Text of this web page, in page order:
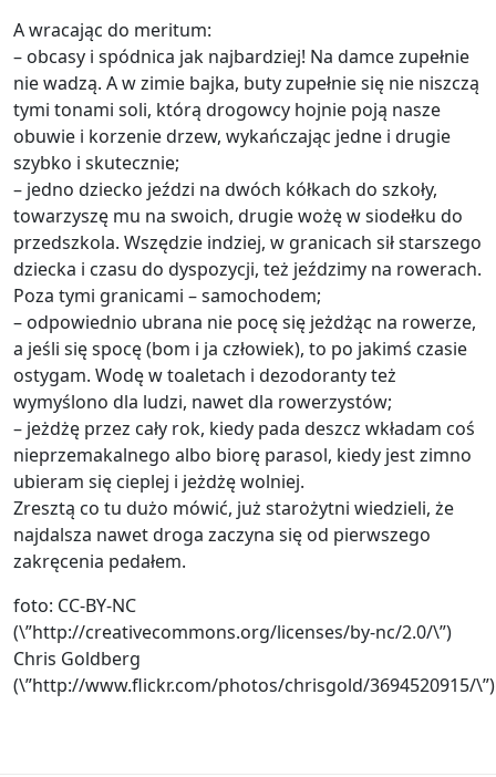
A wracając do meritum:
– obcasy i spódnica jak najbardziej! Na damce zupełnie
nie wadzą. A w zimie bajka, buty zupełnie się nie niszczą
tymi tonami soli, którą drogowcy hojnie poją nasze
obuwie i korzenie drzew, wykańczając jedne i drugie
szybko i skutecznie;
– jedno dziecko jeździ na dwóch kółkach do szkoły,
towarzyszę mu na swoich, drugie wożę w siodełku do
przedszkola. Wszędzie indziej, w granicach sił starszego
dziecka i czasu do dyspozycji, też jeździmy na rowerach.
Poza tymi granicami – samochodem;
– odpowiednio ubrana nie pocę się jeżdżąc na rowerze,
a jeśli się spocę (bom i ja człowiek), to po jakimś czasie
ostygam. Wodę w toaletach i dezodoranty też
wymyślono dla ludzi, nawet dla rowerzystów;
– jeżdżę przez cały rok, kiedy pada deszcz wkładam coś
nieprzemakalnego albo biorę parasol, kiedy jest zimno
ubieram się cieplej i jeżdżę wolniej.
Zresztą co tu dużo mówić, już starożytni wiedzieli, że
najdalsza nawet droga zaczyna się od pierwszego
zakręcenia pedałem.
foto: CC-BY-NC
(\”http://creativecommons.org/licenses/by-nc/2.0/\”)
Chris Goldberg
(\”http://www.flickr.com/photos/chrisgold/3694520915/\”)